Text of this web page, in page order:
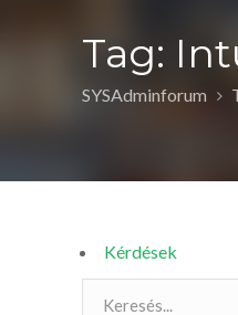
Tag:
SYSAdminforum
Kérdések